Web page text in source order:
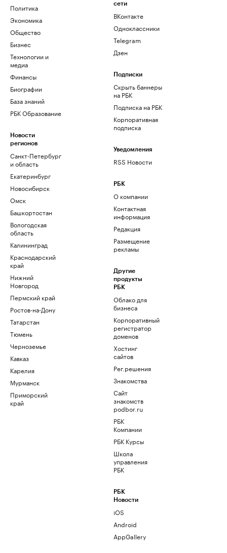
Политика
Экономика
Общество
Бизнес
Технологии и
медиа
Финансы
Биографии
База знаний
РБК Образование
Новости
регионов
Санкт-Петербург
и область
Екатеринбург
Новосибирск
Омск
Башкортостан
Вологодская
область
Калининград
Краснодарский
край
Нижний
Новгород
Пермский край
Ростов-на-Дону
Татарстан
Тюмень
Черноземье
Кавказ
Карелия
Мурманск
Приморский
край
сети
ВКонтакте
Одноклассники
Telegram
Дзен
Подписки
Скрыть баннеры
на РБК
Подписка на РБК
Корпоративная
подписка
Уведомления
RSS Новости
РБК
О компании
Контактная
информация
Редакция
Размещение
рекламы
Другие
продукты
РБК
Облако для
бизнеса
Корпоративный
регистратор
доменов
Хостинг
сайтов
Рег.решения
Знакомства
Сайт
знакомств
podbor.ru
РБК
Компании
РБК Курсы
Школа
управления
РБК
РБК
Новости
iOS
Android
AppGallery